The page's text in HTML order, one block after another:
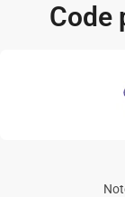
Code